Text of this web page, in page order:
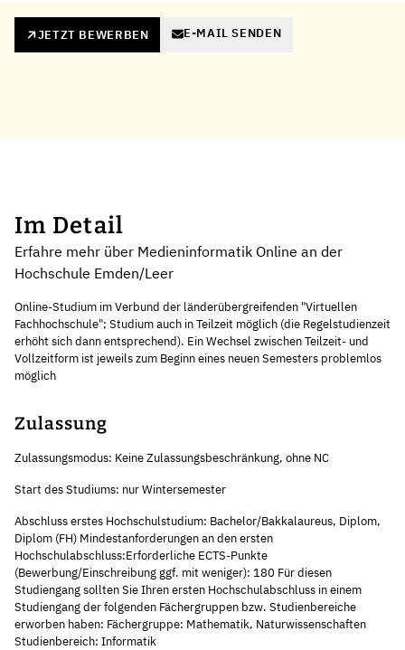
JETZT BEWERBEN E-MAIL SENDEN
Im Detail
Erfahre mehr über Medieninformatik Online an der
Hochschule Emden/Leer
Online-Studium im Verbund der länderübergreifenden "Virtuellen
Fachhochschule"; Studium auch in Teilzeit möglich (die Regelstudienzeit
erhöht sich dann entsprechend). Ein Wechsel zwischen Teilzeit- und
Vollzeitform ist jeweils zum Beginn eines neuen Semesters problemlos
möglich
Zulassung
Zulassungsmodus: Keine Zulassungsbeschränkung, ohne NC
Start des Studiums: nur Wintersemester
Abschluss erstes Hochschulstudium: Bachelor/Bakkalaureus, Diplom,
Diplom (FH) Mindestanforderungen an den ersten
Hochschulabschluss:Erforderliche ECTS-Punkte
(Bewerbung/Einschreibung ggf. mit weniger): 180 Für diesen
Studiengang sollten Sie Ihren ersten Hochschulabschluss in einem
Studiengang der folgenden Fächergruppen bzw. Studienbereiche
erworben haben: Fächergruppe: Mathematik, Naturwissenschaften
Studienbereich: Informatik